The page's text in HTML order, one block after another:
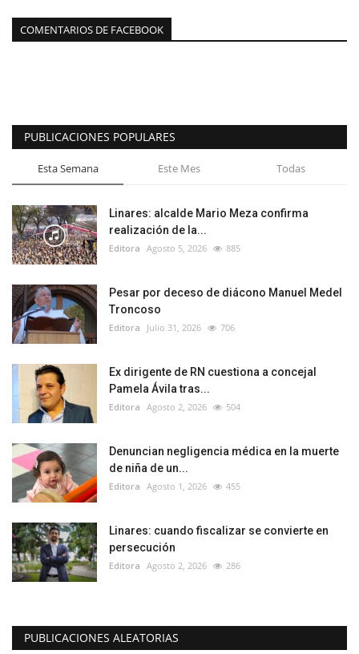
COMENTARIOS DE FACEBOOK
PUBLICACIONES POPULARES
Esta Semana Este Mes Todas
Linares: alcalde Mario Meza confirma
realización de la...
Editora Agosto 5, 2026 885
Pesar por deceso de diácono Manuel Medel
Troncoso
Editora Julio 31, 2026 706
Ex dirigente de RN cuestiona a concejal
Pamela Ávila tras...
Editora Agosto 2, 2026 504
Denuncian negligencia médica en la muerte
de niña de un...
Editora Agosto 1, 2026 455
Linares: cuando fiscalizar se convierte en
persecución
Editora Agosto 2, 2026 286
PUBLICACIONES ALEATORIAS